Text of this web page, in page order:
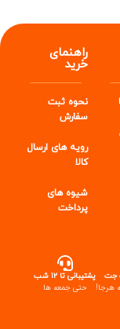
راهنمای
خرید
نحوه ثبت
سفارش
رویه های ارسال
کالا
شیوه های
پرداخت
جت
هرجا!
پشتیبانی تا ۱۲ شب
حتی جمعه ها